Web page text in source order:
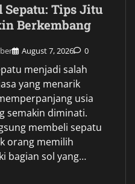
Sepatu: Tips Jitu
Berkembang
August 7, 2026 0
menjadi salah
yang menarik
usia
semakin diminati.
membeli sepatu
orang memilih
bagian sol yang…